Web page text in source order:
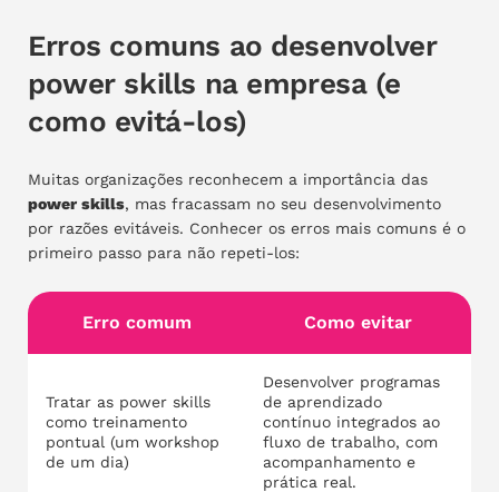
Erros comuns ao desenvolver
power skills na empresa (e
como evitá-los)
Muitas organizações reconhecem a importância das
power skills, mas fracassam no seu desenvolvimento
por razões evitáveis. Conhecer os erros mais comuns é o
primeiro passo para não repeti-los:
Erro comum Como evitar
Tratar as power skills
como treinamento
pontual (um workshop
de um dia)
Desenvolver programas
de aprendizado
contínuo integrados ao
fluxo de trabalho, com
acompanhamento e
prática real.